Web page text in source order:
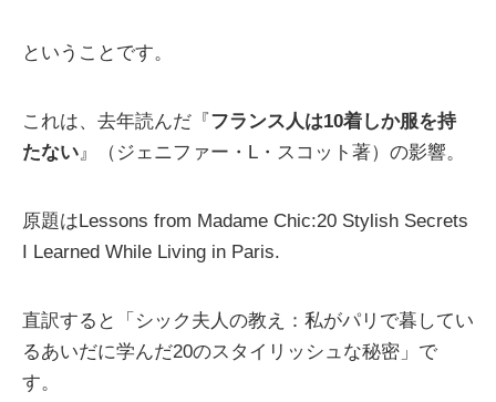
ということです。
これは、去年読んだ『フランス人は10着しか服を持
たない 』（ジェニファー・L・スコット著）の影響。
原題はLessons from Madame Chic:20 Stylish Secrets
I Learned While Living in Paris.
直訳すると「シック夫人の教え：私がパリで暮してい
るあいだに学んだ20のスタイリッシュな秘密」で
す。